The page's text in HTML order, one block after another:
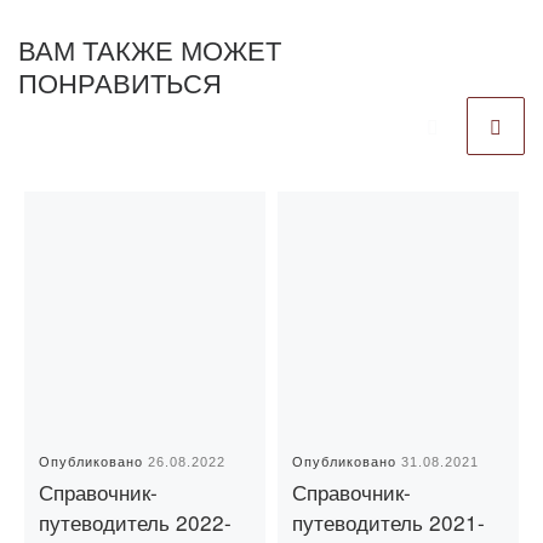
ВАМ ТАКЖЕ МОЖЕТ
ПОНРАВИТЬСЯ
Опубликовано26.08.2022
Справочник-
путеводитель 2022-
Опубликовано31.08.2021
Справочник-
путеводитель 2021-